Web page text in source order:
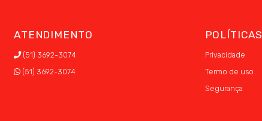
ATENDIMENTO
(51) 3692-3074
(51) 3692-3074
POLÍTICAS
Privacidade
Termo de uso
Segurança